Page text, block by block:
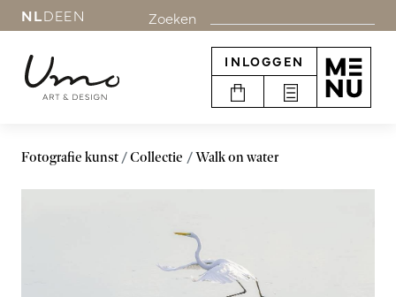
NLDEEN Zoeken
INLOGGEN
Fotografie kunst Collectie Walk on water